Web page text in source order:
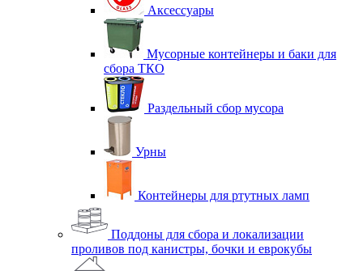
Аксессуары
Мусорные контейнеры и баки для
сбора ТКО
Раздельный сбор мусора
Урны
Контейнеры для ртутных ламп
Поддоны для сбора и локализации
проливов под канистры, бочки и еврокубы